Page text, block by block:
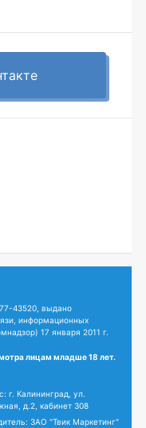
43520, выдано
информационных
17 января 2011 г.
лицам младше 18 лет.
г. Калининград, ул.
д.2, кабинет 308
ЗАО "Твик Маркетинг"